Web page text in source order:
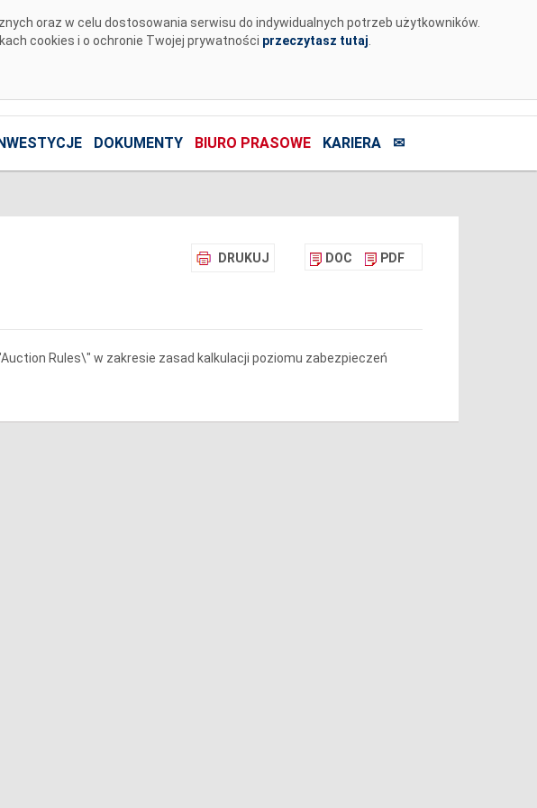
oraz w celu dostosowania serwisu do indywidualnych potrzeb użytkowników.
cookies i o ochronie Twojej prywatności przeczytasz tutaj
DOKUMENTY BIURO PRASOWE KARIERA ✉
DRUKUJ DOC PDF
Rules\" w zakresie zasad kalkulacji poziomu zabezpieczeń